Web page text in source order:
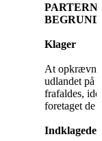
Klager
At
udlandet på
frafaldes,
foretaget de
Indklagede